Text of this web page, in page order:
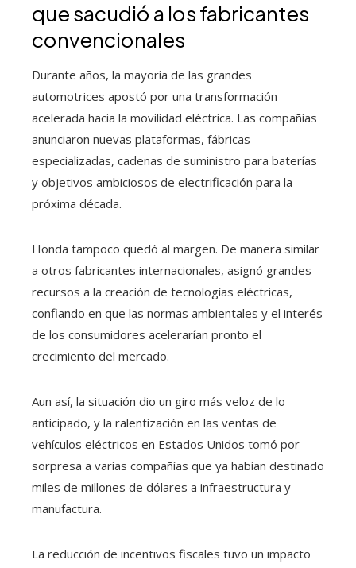
que sacudió a los fabricantes
convencionales
Durante años, la mayoría de las grandes
automotrices apostó por una transformación
acelerada hacia la movilidad eléctrica. Las compañías
anunciaron nuevas plataformas, fábricas
especializadas, cadenas de suministro para baterías
y objetivos ambiciosos de electrificación para la
próxima década.
Honda tampoco quedó al margen. De manera similar
a otros fabricantes internacionales, asignó grandes
recursos a la creación de tecnologías eléctricas,
confiando en que las normas ambientales y el interés
de los consumidores acelerarían pronto el
crecimiento del mercado.
Aun así, la situación dio un giro más veloz de lo
anticipado, y la ralentización en las ventas de
vehículos eléctricos en Estados Unidos tomó por
sorpresa a varias compañías que ya habían destinado
miles de millones de dólares a infraestructura y
manufactura.
La reducción de incentivos fiscales tuvo un impacto